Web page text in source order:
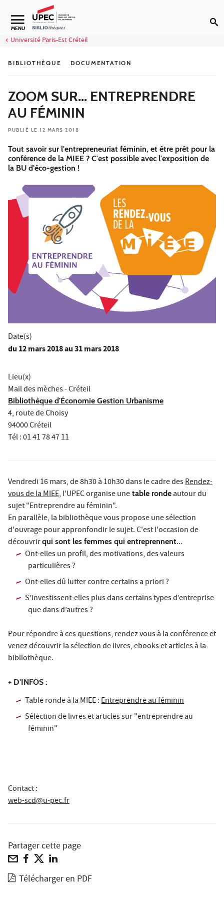
Aller au contenu
Navigation secondaire
MENU
Université Paris-Est Créteil
BIBLIOTHÈQUE DOCUMENTATION
ZOOM SUR... ENTREPRENDRE
AU FÉMININ
PUBLIÉ LE 12 MARS 2018
Tout savoir sur l'entrepreneuriat féminin, et être prêt pour la
conférence de la MIEE ? C'est possible avec l'exposition de
la BU d'éco-gestion !
Date(s)
du 12 mars 2018au 31 mars 2018
Lieu(x)
Mail des mèches - Créteil
Bibliothèque d'Économie Gestion Urbanisme
4, route de Choisy
94000 Créteil
Tél : 01 41 78 47 11
Vendredi 16 mars, de 8h30 à 10h30 dans le cadre desRendez-
vous de la MIEE, l'UPEC organise une table rondeautour du
sujet "Entreprendre au féminin".
En parallèle, la bibliothèque vous propose une sélection
d'ouvrage pour appronfondir le sujet. C'est l'occasion de
découvrirqui sont les femmes qui entreprennent...
Ont-elles un profil, des motivations, des valeurs
particulières ?
Ont-elles dû lutter contre certains a priori ?
S’investissent-elles plus dans certains types d’entreprise
que dans d’autres ?
Pour répondre à ces questions, rendez vous à la conférence et
venez découvrir la sélection de livres, ebooks et articles à la
bibliothèque.
+ D'INFOS :
Table ronde à la MIEE :Entreprendre au féminin
Sélection de livres et articles sur"entreprendre au
féminin"
Contact :
web-scd@u-pec.fr
Partager cette page
Télécharger en PDF